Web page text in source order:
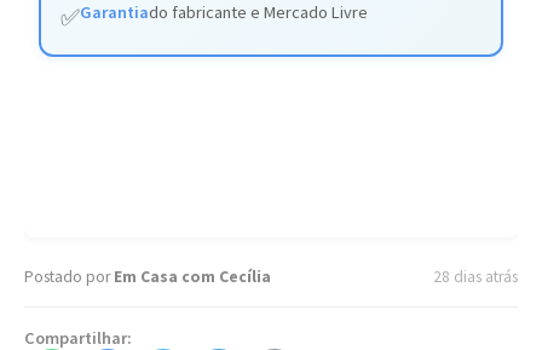
✅Garantiado fabricante e Mercado Livre
Postado porEm Casa com Cecília 28 dias atrás
Compartilhar: